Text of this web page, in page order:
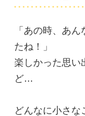
「あの時、あ
たね！」
楽しかった思い
ど…
どんなに小さな